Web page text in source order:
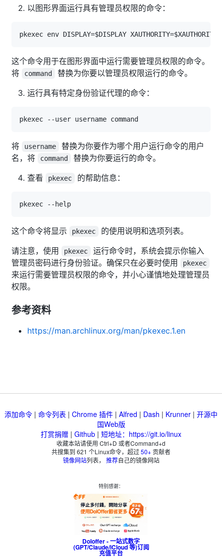
以图形界面运行具有管理员权限的命令：
这个命令用于在图形界面中运行需要管理员权限的命令。
将
command
替换为你要以管理员权限运行的命令。
运行具有特定身份验证代理的命令：
将 username
替换为你要作为哪个用户运行命令的用户
名，将
command
替换为你要运行的命令。
查看
pkexec 的帮助信息：
这个命令将显示 pkexec
的使用说明和选项列表。
请注意，使用
pkexec
运行命令时，系统会提示你输入
管理员密码进行身份验证。确保只在必要时使用
pkexec
来运行需要管理员权限的命令，并小心谨慎地处理管理员
权限。
参考资料
https://man.archlinux.org/man/pkexec.1.en
添加命令 | 命令列表 | Chrome 插件 | Alfred | Dash | Krunner | 开源中
国Web版
打赏捐赠 | Github | 短地址：https://git.io/linux
收藏本站请使用 Ctrl+D 或者Command+d
共搜集到 621 个Linux命令，超过50+贡献者
镜像网站列表， 推荐自己的镜像网站
特别感谢：
Doloffer - 一站式数字
(GPT/Claude/iCloud 等)订阅
充值平台